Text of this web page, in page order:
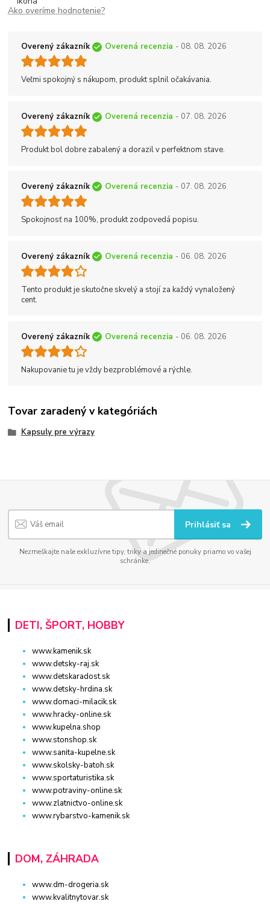
Ako overíme hodnotenie?
Overený zákazník Overená recenzia - 08. 08. 2026
Veľmi spokojný s nákupom, produkt splnil očakávania.
Overený zákazník Overená recenzia - 07. 08. 2026
Produkt bol dobre zabalený a dorazil v perfektnom stave.
Overený zákazník Overená recenzia - 07. 08. 2026
Spokojnosť na 100%, produkt zodpovedá popisu.
Overený zákazník Overená recenzia - 06. 08. 2026
Tento produkt je skutočne skvelý a stojí za každý vynaložený
cent.
Overený zákazník Overená recenzia - 06. 08. 2026
Nakupovanie tu je vždy bezproblémové a rýchle.
Tovar zaradený v kategóriách
Kapsuly pre výrazy
Prihlásiť sa
Nezmeškajte naše exkluzívne tipy, triky a jedinečné ponuky priamo vo vašej
schránke.
DETI, ŠPORT, HOBBY
www.kamenik.sk
www.detsky-raj.sk
www.detskaradost.sk
www.detsky-hrdina.sk
www.domaci-milacik.sk
www.hracky-online.sk
www.kupelna.shop
www.stonshop.sk
www.sanita-kupelne.sk
www.skolsky-batoh.sk
www.sportaturistika.sk
www.potraviny-online.sk
www.zlatnictvo-online.sk
www.rybarstvo-kamenik.sk
DOM, ZÁHRADA
www.dm-drogeria.sk
www.kvalitnytovar.sk